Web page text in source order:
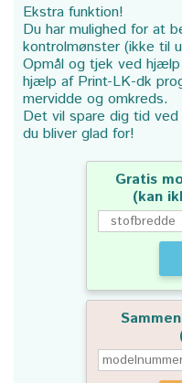
Ekstra funktion!
Du har mulighed for at
kontrolmønster (ikke til
Opmål og tjek ved
hjælp af Print-LK-dk
mervidde og omkreds.
Det vil spare dig tid
du bliver glad for!
Gratis
(kan